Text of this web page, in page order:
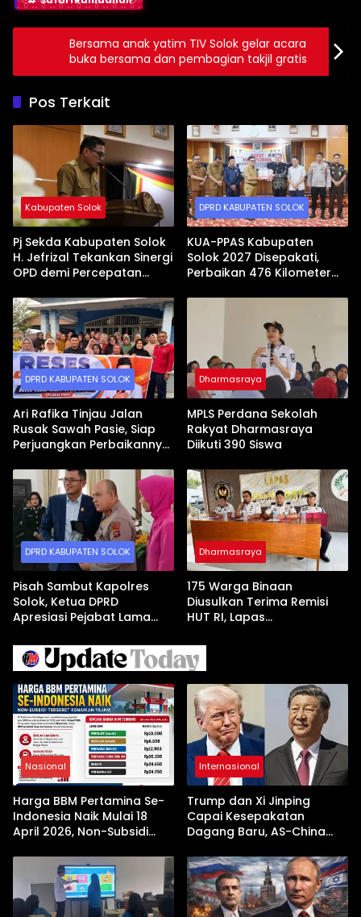
Bersama anak yatim TIV Solok gelar acara
buka bersama dan pembagian takjil gratis
Pos Terkait
Kabupaten Solok
Pj Sekda Kabupaten Solok
H. Jefrizal Tekankan Sinergi
OPD demi Percepatan
DPRD KABUPATEN SOLOK
KUA-PPAS Kabupaten
Solok 2027 Disepakati,
Perbaikan 476 Kilometer
DPRD KABUPATEN SOLOK
Ari Rafika Tinjau Jalan
Rusak Sawah Pasie, Siap
Perjuangkan Perbaikannya
Dharmasraya
MPLS Perdana Sekolah
Rakyat Dharmasraya
Diikuti 390 Siswa
DPRD KABUPATEN SOLOK
Pisah Sambut Kapolres
Solok, Ketua DPRD
Apresiasi Pejabat Lama
Dharmasraya
175 Warga Binaan
Diusulkan Terima Remisi
HUT RI, Lapas
TPP
Nasional
Harga BBM Pertamina Se-
Indonesia Naik Mulai 18
April 2026, Non-Subsidi
Internasional
Trump dan Xi Jinping
Capai Kesepakatan
Dagang Baru, AS-China
Jelang Kunjungan Beijing